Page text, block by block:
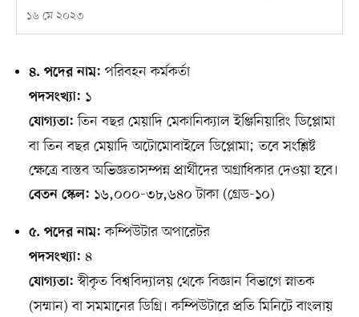
১৬ মে ২০২৩
৪. পদের নাম: পরিবহন কর্মকর্তা
পদসংখ্যা: ১
যোগ্যতা: তিন বছর মেয়াদি মেকানিক্যাল ইঞ্জিনিয়ারিং ডিপ্লোমা
বা তিন বছর মেয়াদি অটোমোবাইলে ডিপ্লোমা; তবে সংশ্লিষ্ট
ক্ষেত্রে বাস্তব অভিজ্ঞতাসম্পন্ন প্রার্থীদের অগ্রাধিকার দেওয়া হবে।
বেতন স্কেল: ১৬,০০০-৩৮,৬৪০ টাকা (গ্রেড-১০)
৫. পদের নাম: কম্পিউটার অপারেটর
পদসংখ্যা: ৪
যোগ্যতা: স্বীকৃত বিশ্ববিদ্যালয় থেকে বিজ্ঞান বিভাগে স্নাতক
(সম্মান) বা সমমানের ডিগ্রি। কম্পিউটারে প্রতি মিনিটে বাংলায়